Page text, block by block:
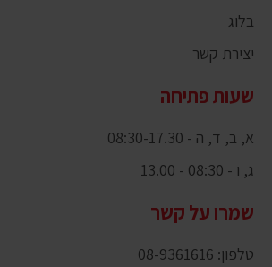
בלוג
יצירת קשר
שעות פתיחה
א, ב, ד, ה - 08:30-17.30
ג, ו - 08:30 - 13.00
שמרו על קשר
טלפון: 08-9361616